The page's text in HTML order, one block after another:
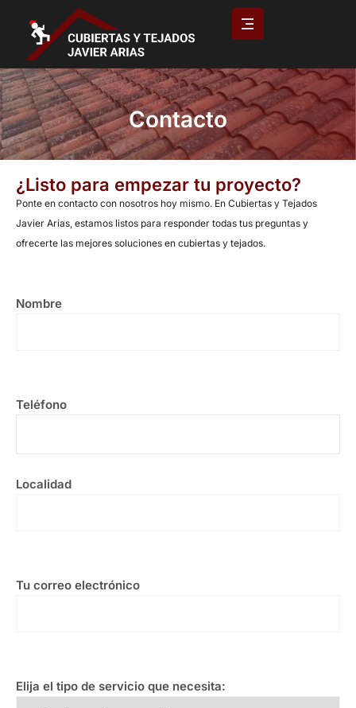
Contacto
¿Listo para empezar tu proyecto?
Ponte en contacto con nosotros hoy mismo. En Cubiertas y Tejados
Javier Arias, estamos listos para responder todas tus preguntas y
ofrecerte las mejores soluciones en cubiertas y tejados.
Nombre
Teléfono
Localidad
Tu correo electrónico
Elija el tipo de servicio que necesita: